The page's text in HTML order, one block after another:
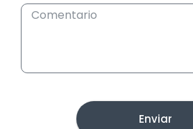
Enviar